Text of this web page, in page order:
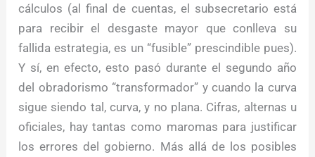
cálculos (al final de cuentas, el subsecretario está
para recibir el desgaste mayor que conlleva su
fallida estrategia, es un “fusible” prescindible pues).
Y sí, en efecto, esto pasó durante el segundo año
del obradorismo “transformador” y cuando la curva
sigue siendo tal, curva, y no plana. Cifras, alternas u
oficiales, hay tantas como maromas para justificar
los errores del gobierno. Más allá de los posibles